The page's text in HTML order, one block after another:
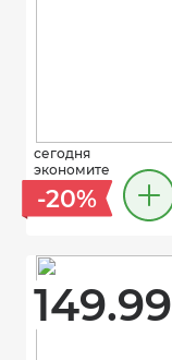
сегодня
экономите
-20%
149.99